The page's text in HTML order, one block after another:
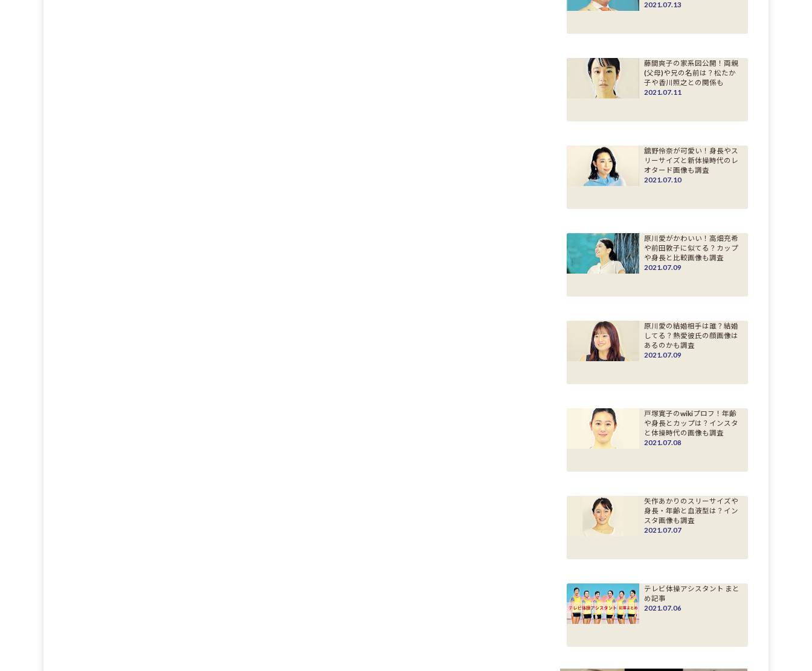
2021.07.13
藤間爽子の家系図公開！両親
(父母)や兄の名前は？松たか
子や香川照之との関係も
2021.07.11
舘野伶奈が可愛い！身長やス
リーサイズと新体操時代のレ
オタード画像も調査
2021.07.10
原川愛がかわいい！高畑充希
や前田敦子に似てる？カップ
や身長と比較画像も調査
2021.07.09
原川愛の結婚相手は誰？結婚
してる？熱愛彼氏の顔画像は
あるのかも調査
2021.07.09
戸塚寛子のwikiプロフ！年齢
や身長とカップは？インスタ
と体操時代の画像も調査
2021.07.08
矢作あかりのスリーサイズや
身長・年齢と血液型は？イン
スタ画像も調査
2021.07.07
テレビ体操アシスタント まと
め記事
2021.07.06